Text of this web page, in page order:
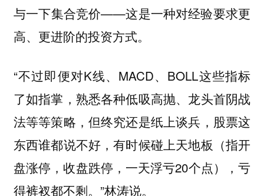
与一下集合竞价——这是一种对经验要求更
高、更进阶的投资方式。
“不过即便对K线、MACD、BOLL这些指标
了如指掌，熟悉各种低吸高抛、龙头首阴战
法等等策略，但终究还是纸上谈兵，股票这
东西谁都说不好，有时候碰上天地板（指开
盘涨停，收盘跌停，一天浮亏20个点），亏
得裤衩都不剩。”林涛说。